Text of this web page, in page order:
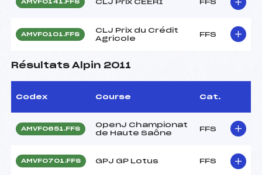
AMVF0141.FFS CLJ Prix CEERI FFS
AMVF0101.FFS
CLJ Prix du Crédit
Agricole
FFS
Résultats Alpin 2011
Codex Course Cat.
AMVF0651.FFS
OpenJ Championat
de Haute Saône
FFS
AMVF0701.FFS GPJ GP Lotus FFS